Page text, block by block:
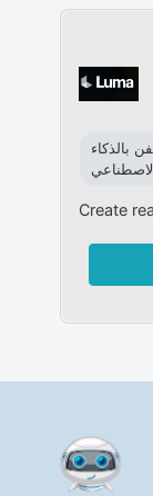
بالذكاء
الاصطناعي
Create